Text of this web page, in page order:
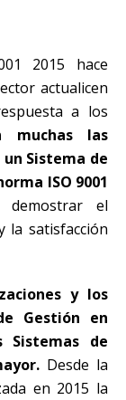
2015 hace
actualicen
a los
muchas las
Sistema de
ISO 9001
el
la satisfacción
y los
Gestión en
de
Desde la
en 2015 la